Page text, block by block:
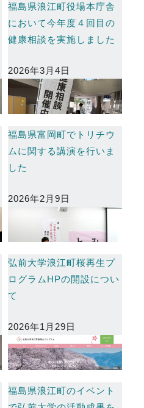
福島県浪江町役場本庁舎
において今年度４回目の
健康相談を実施しました
2026年3月4日
福島県富岡町でトリチウ
ムに関する講演を行いま
した
2026年2月9日
弘前大学浪江町桜再生プ
ログラムHPの開設につい
て
2026年1月29日
福島県浪江町のイベント